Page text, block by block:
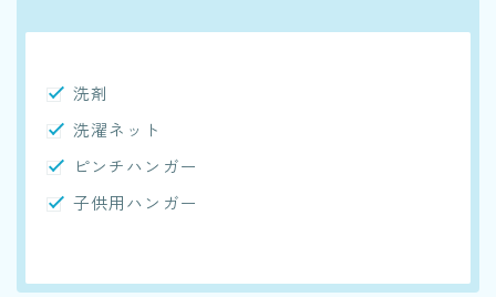
洗剤
洗濯ネット
ピンチハンガー
子供用ハンガー